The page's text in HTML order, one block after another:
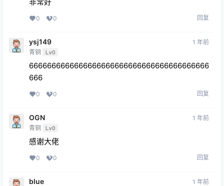
0 0 回复
ysj149
青铜 Lv0
1 年前
6666666666666666666666666666666666666666
666
0 0 回复
OGN
青铜 Lv0
1 年前
感谢大佬
0 0 回复
blue 1 年前